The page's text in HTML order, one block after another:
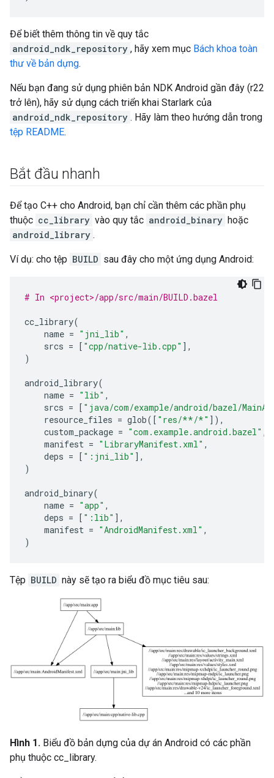
Để biết thêm thông tin về quy tắc
android_ndk_repository , hãy xem mục Bách khoa toàn
thư về bản dựng.
Nếu bạn đang sử dụng phiên bản NDK Android gần đây (r22
trở lên), hãy sử dụng cách triển khai Starlark của
android_ndk_repository . Hãy làm theo hướng dẫn trong
tệp README.
Bắt đầu nhanh
Để tạo C++ cho Android, bạn chỉ cần thêm các phần phụ
thuộc cc_library vào quy tắc android_binary hoặc
android_library .
Ví dụ: cho tệp BUILD sau đây cho một ứng dụng Android:
# In <project>/app/src/main/BUILD.bazel
cc_library(
name = "jni_lib" ,
srcs = [ "cpp/native-lib.cpp" ],
)
android_library(
name = "lib" ,
srcs = [ "java/com/example/android/bazel/
resource_files = glob([ "res/**/*" ]),
custom_package = "com.example.android.bazel" ,
manifest = "LibraryManifest.xml" ,
deps = [ ":jni_lib" ],
)
android_binary(
name = "app" ,
deps = [ ":lib" ],
manifest = "AndroidManifest.xml" ,
)
Tệp BUILD này sẽ tạo ra biểu đồ mục tiêu sau:
Hình 1. Biểu đồ bản dựng của dự án Android có các phần
phụ thuộc cc_library.